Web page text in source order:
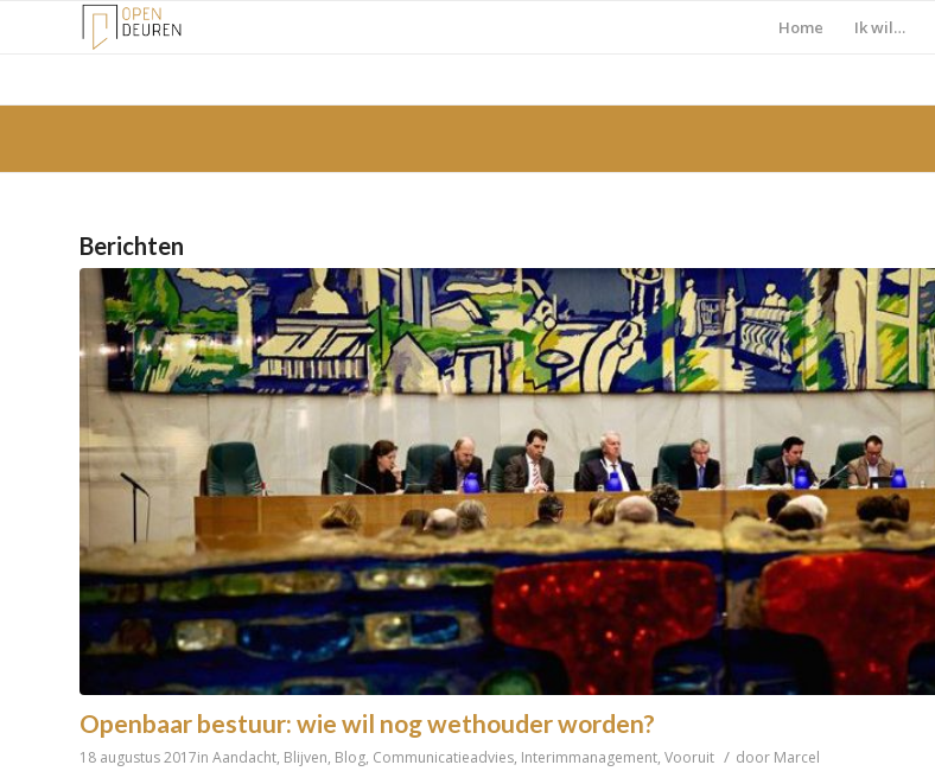
Home Ik wil…
Berichten
Openbaar bestuur: wie wil nog wethouder worden?
18 augustus 2017in Aandacht, Blijven, Blog, Communicatieadvies, Interimmanagement, Vooruit / door Marcel